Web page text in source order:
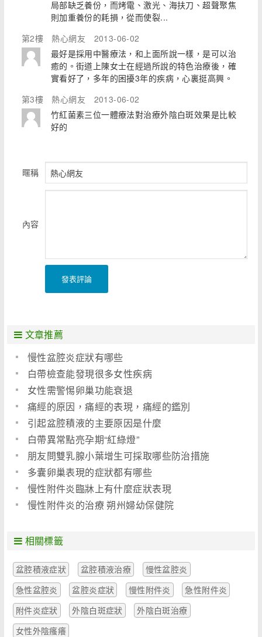
局部缺乏養份，而烤電、激光、海扶刀、超聲聚焦
則加重養份的耗損，從而使裂...
第2樓
熱心網友
2013-06-02
最好是採用中醫療法，和上面所說一樣，是可以治
癒的。街道上陳女士在經過所說的特色治療後，確
實看好了，多年的困擾3年的疾病，心裏挺高興。
第3樓
熱心網友
2013-06-02
竹紅菌素三位一體療法對治療外陰白斑效果是比較
好的
暱稱
內容
發表評論
文章推薦
慢性盆腔炎症狀有哪些
白帶檢查能發現很多女性疾病
女性需警惕卵巢功能衰退
痛經的原因，痛經的表現，痛經的鑑別
引起盆腔積液的主要原因是什麼
白帶異常點亮孕期“紅綠燈”
朋友問雙乳腺小葉增生可採取哪些防治措施
多囊卵巢表現的症狀都有哪些
慢性附件炎臨牀上有什麼症狀表現
慢性附件炎的治療 朔州婦幼保健院
相關標籤
盆腔積液症狀 盆腔積液治療
慢性盆腔炎
急性盆腔炎
盆腔炎症狀 慢性附件炎
急性附件炎
附件炎症狀
外陰白斑症狀
外陰白斑治療
女性外陰瘙癢